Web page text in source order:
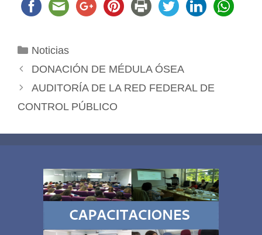
Categorías
Noticias
DONACIÓN DE MÉDULA ÓSEA
AUDITORÍA DE LA RED FEDERAL DE
CONTROL PÚBLICO